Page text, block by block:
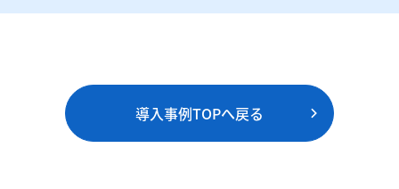
導入事例TOPへ戻る